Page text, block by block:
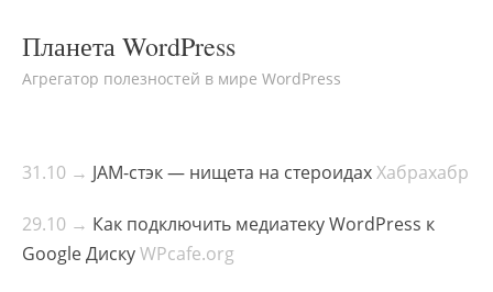
Планета WordPress
Агрегатор полезностей в мире WordPress
31.10 → JAM-стэк — нищета на стероидахХабрахабр
29.10 → Как подключить медиатеку WordPress к
Google ДискуWPcafe.org